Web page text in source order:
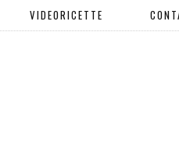
VIDEORICETTE